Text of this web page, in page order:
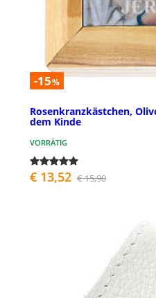
-15%
Rosenkranzkästchen,
dem Kinde
VORRÄTIG
€ 13,52 € 15,90